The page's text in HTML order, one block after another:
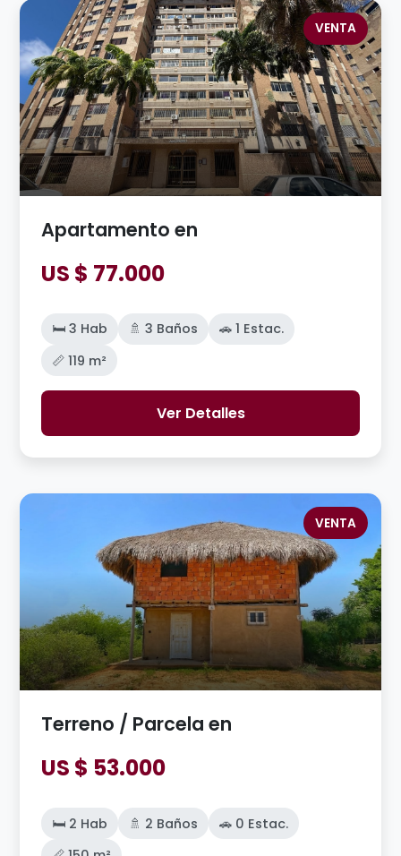
VENTA
Apartamento en
US $ 77.000
🛏️ 3 Hab 🚿 3 Baños
🚗 1 Estac.
📏 119 m²
Ver Detalles
VENTA
Terreno / Parcela en
US $ 53.000
🛏️ 2 Hab 🚿 2 Baños
🚗 0 Estac.